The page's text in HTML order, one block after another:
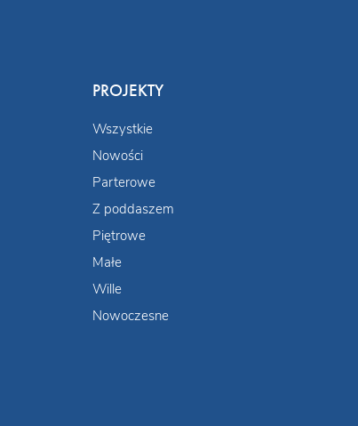
PROJEKTY
Wszystkie
Nowości
Parterowe
Z poddaszem
Piętrowe
Małe
Wille
Nowoczesne